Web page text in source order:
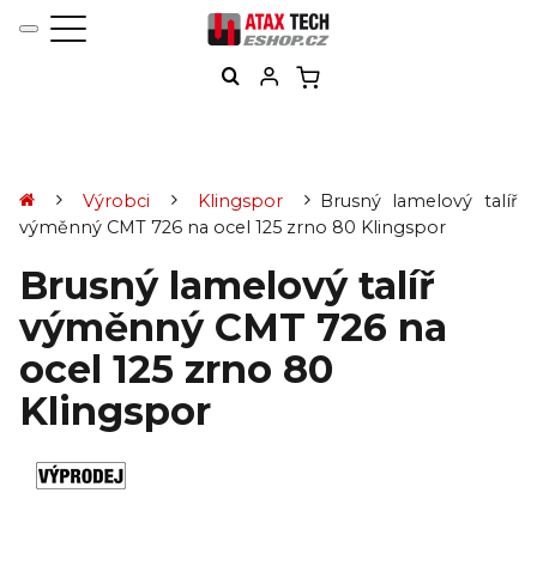
Výrobci Klingspor
Brusný lamelový talíř
výměnný CMT 726 na ocel 125 zrno 80 Klingspor
Brusný lamelový talíř
výměnný CMT 726 na
ocel 125 zrno 80
Klingspor